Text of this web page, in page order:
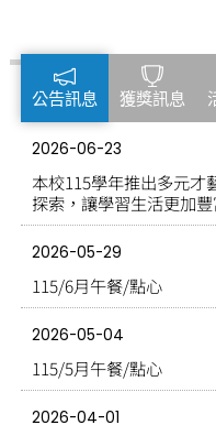
公告訊息 獲獎訊息
2026-06-23
本校115學年推出多元才
探索，讓學習生活更加豐
2026-05-29
115/6月午餐/點心
2026-05-04
115/5月午餐/點心
2026-04-01